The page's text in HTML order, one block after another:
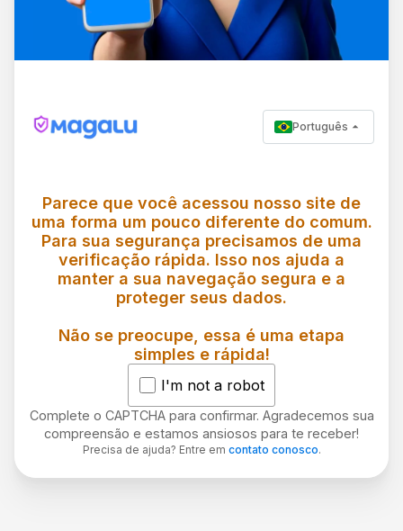
Português
Parece que você acessou nosso site de
uma forma um pouco diferente do comum.
Para sua segurança precisamos de uma
verificação rápida. Isso nos ajuda a
manter a sua navegação segura e a
proteger seus dados.
Não se preocupe, essa é uma etapa
simples e rápida!
I'm not a robot
Complete o CAPTCHA para confirmar. Agradecemos sua
compreensão e estamos ansiosos para te receber!
Precisa de ajuda? Entre em contato conosco.